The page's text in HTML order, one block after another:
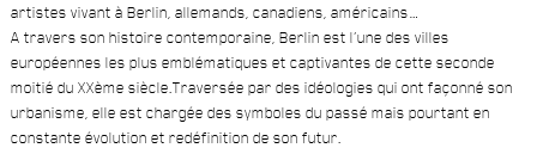
artistes vivant à Berlin, allemands, canadiens, américains…
A travers son histoire contemporaine, Berlin est l’une des villes
européennes les plus emblématiques et captivantes de cette seconde
moitié du XXème siècle. Traversée par des idéologies qui ont façonné son
urbanisme, elle est chargée des symboles du passé mais pourtant en
constante évolution et redéfinition de son futur.